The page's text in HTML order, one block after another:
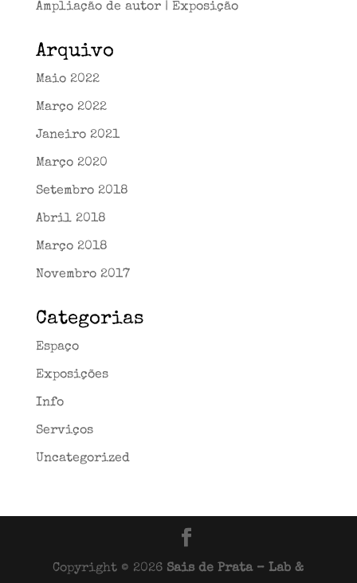
Ampliação de autor | Exposição
Arquivo
Maio 2022
Março 2022
Janeiro 2021
Março 2020
Setembro 2018
Abril 2018
Março 2018
Novembro 2017
Categorias
Espaço
Exposições
Info
Serviços
Uncategorized
Copyright © 2026 Sais de Prata – Lab &